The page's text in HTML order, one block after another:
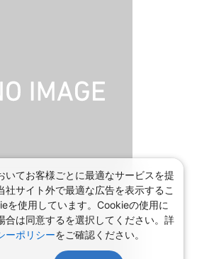
いてお客様ごとに最適なサービスを提
社サイト外で最適な広告を表示するこ
を使用しています。Cookieの使用に
合は同意するを選択してください。詳
ーポリシーをご確認ください。